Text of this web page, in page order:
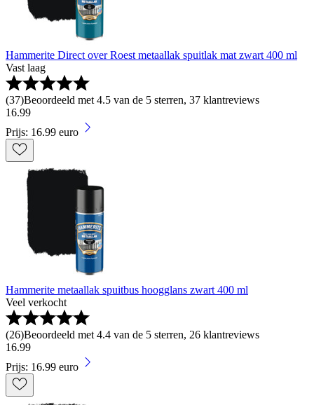
Hammerite Direct over Roest metaallak spuitlak mat zwart 400 ml
Vast laag
(37)Beoordeeld met 4.5 van de 5 sterren, 37 klantreviews
16.99
Prijs: 16.99 euro
Hammerite metaallak spuitbus hoogglans zwart 400 ml
Veel verkocht
(26)Beoordeeld met 4.4 van de 5 sterren, 26 klantreviews
16.99
Prijs: 16.99 euro